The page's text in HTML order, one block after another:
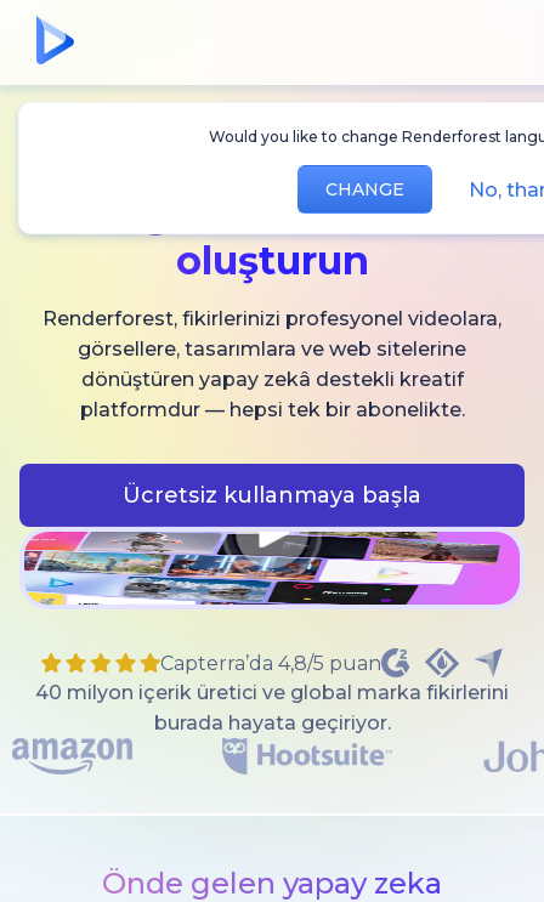
Would you like to change Renderforest
CHANGE No,
AI video,
görsel ve ses
oluşturun
Renderforest, fikirlerinizi profesyonel videolara,
görsellere, tasarımlara ve web sitelerine
dönüştüren yapay zekâ destekli kreatif
platformdur — hepsi tek bir abonelikte.
Ücretsiz kullanmaya başla
Capterra’da 4,8/5 puan
40 milyon içerik üretici ve global marka fikirlerini
burada hayata geçiriyor.
Önde gelen yapay zeka